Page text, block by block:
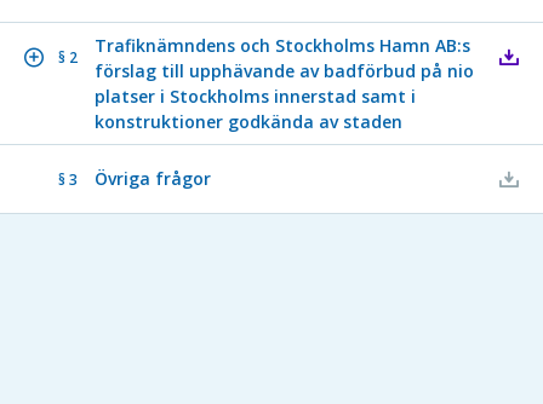
§ 2
Trafiknämndens och Stockholms Hamn AB:s
förslag till upphävande av badförbud på nio
platser i Stockholms innerstad samt i
konstruktioner godkända av staden
§ 3 Övriga frågor